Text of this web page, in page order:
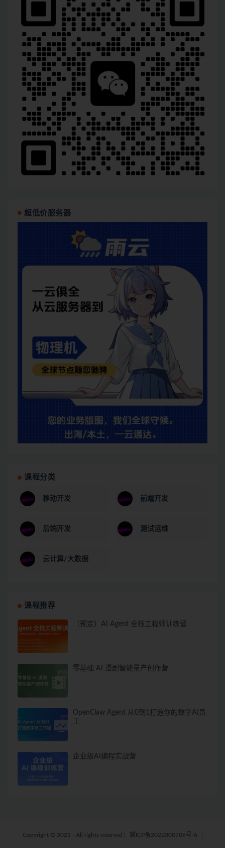
超低价服务器
课程分类
移动开发 前端开发
后端开发 测试运维
云计算/大数据
课程推荐
（预定）AI Agent 全栈工程师训练营
零基础 AI 漫剧智能量产创作营
OpenClaw Agent 从0到1打造你的数字AI员
工
企业级AI编程实战营
Copyright © 2021 - All rights reserved 冀ICP备2022000706号-6